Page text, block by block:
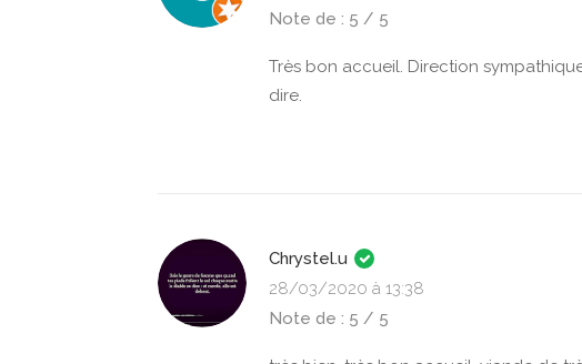
Note de : 5 / 5
Très bon accueil. Direction
dire.
Chrystel.u
28/03/2020 à 13:38
Note de : 5 / 5